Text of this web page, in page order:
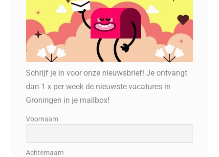
Schrijf je in voor onze nieuwsbrief! Je ontvangt
dan 1 x per week de nieuwste vacatures in
Groningen in je mailbox!
Voornaam
Achternaam